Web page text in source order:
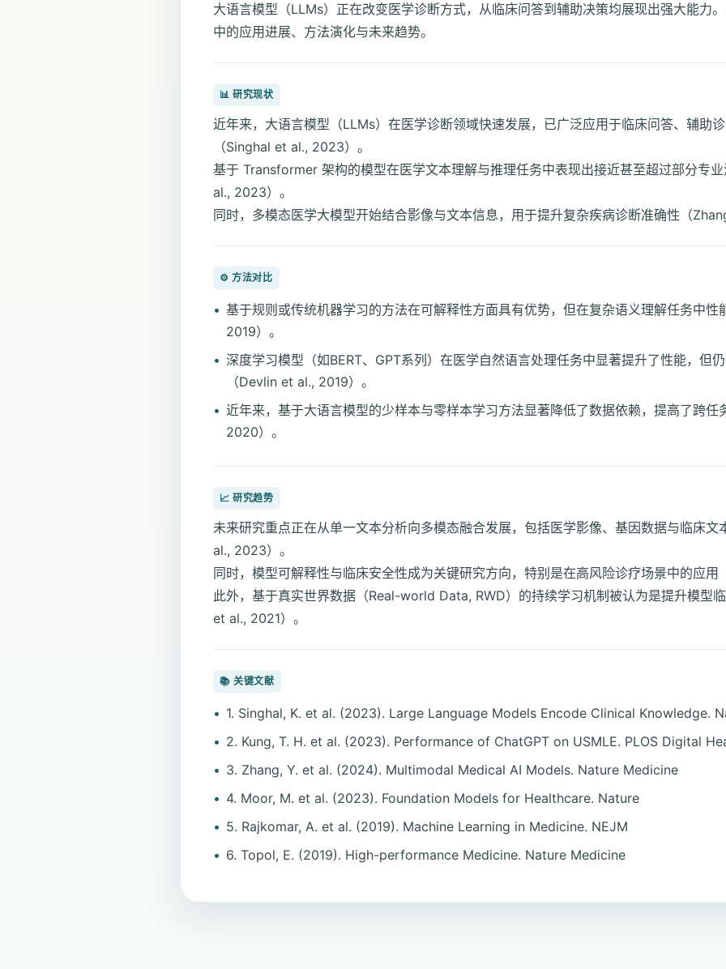
大语言模型（LLMs）正在改变医学诊断方式，从临床问答到辅助决策均展现出强大能力
中的应用进展、方法演化与未来趋势。
📊 研究现状
近年来，大语言模型（LLMs）在医学诊断领域快速发展，已广泛应用于临床问答、辅助
（Singhal et al., 2023）。
基于 Transformer 架构的模型在医学文本理解与推理任务中表现出接近甚至超过部分专
al., 2023）。
同时，多模态医学大模型开始结合影像与文本信息，用于提升复杂疾病诊断准确性（
⚙️ 方法对比
基于规则或传统机器学习的方法在可解释性方面具有优势，但在复杂语义理解任务中
2019）。
深度学习模型（如BERT、GPT系列）在医学自然语言处理任务中显著提升了性能，但
（Devlin et al., 2019）。
近年来，基于大语言模型的少样本与零样本学习方法显著降低了数据依赖，提高了跨
2020）。
📈 研究趋势
未来研究重点正在从单一文本分析向多模态融合发展，包括医学影像、基因数据与临床
al., 2023）。
同时，模型可解释性与临床安全性成为关键研究方向，特别是在高风险诊疗场景中的应
此外，基于真实世界数据（Real-world Data, RWD）的持续学习机制被认为是提升模型
et al., 2021）。
📚 关键文献
1. Singhal, K. et al. (2023). Large Language Models Encode Clinical Knowledge.
2. Kung, T. H. et al. (2023). Performance of ChatGPT on USMLE. PLOS Digital
3. Zhang, Y. et al. (2024). Multimodal Medical AI Models. Nature Medicine
4. Moor, M. et al. (2023). Foundation Models for Healthcare. Nature
5. Rajkomar, A. et al. (2019). Machine Learning in Medicine. NEJM
6. Topol, E. (2019). High-performance Medicine. Nature Medicine